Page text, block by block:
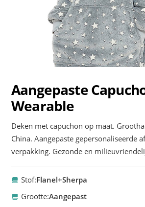
Aangepaste
Wearable
Deken met capuchon op maat.
China. Aangepaste gepersonaliseerde
verpakking. Gezonde en
Stof:Flanel+Sherpa
Grootte:Aangepast